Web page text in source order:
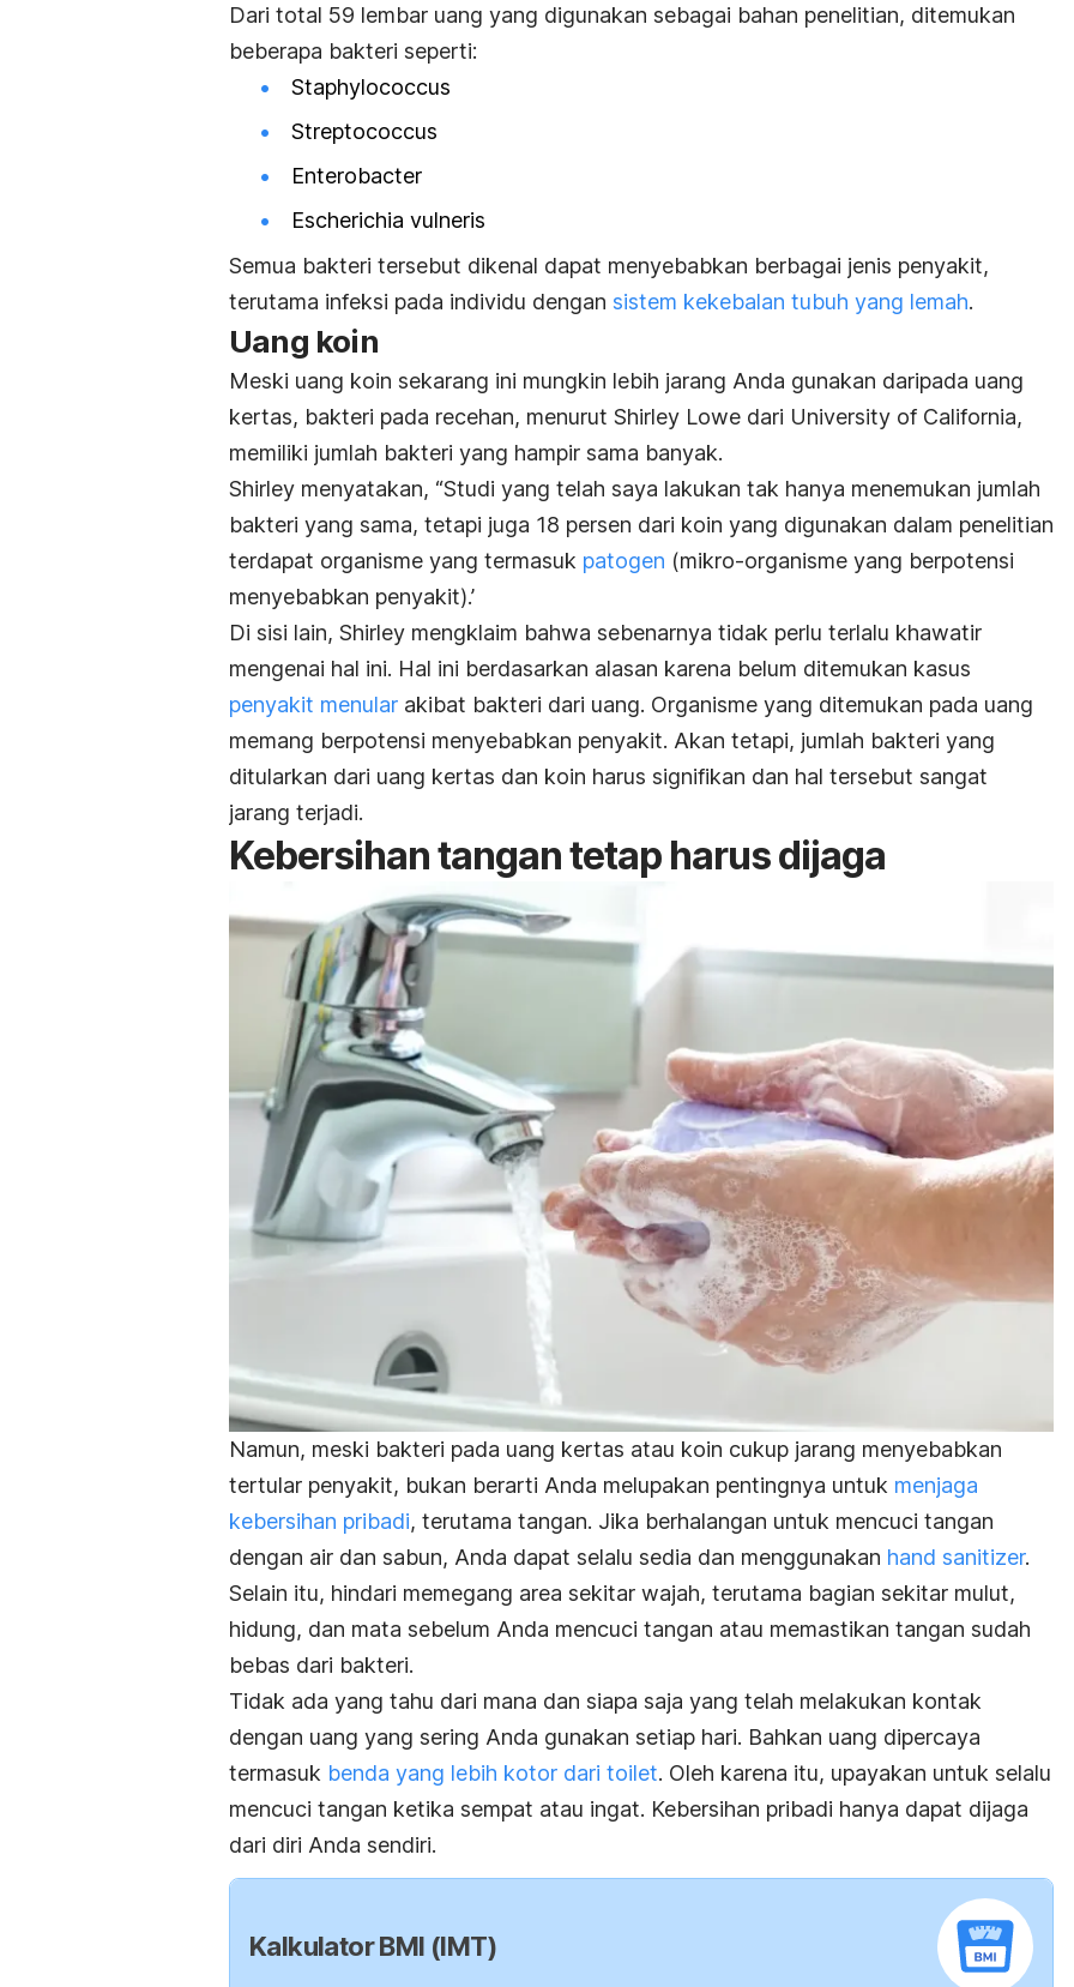
Dari total 59 lembar uang yang digunakan sebagai bahan penelitian, ditemukan
beberapa bakteri seperti:
Staphylococcus
Streptococcus
Enterobacter
Escherichia vulneris
Semua bakteri tersebut dikenal dapat menyebabkan berbagai jenis penyakit,
terutama infeksi pada individu dengan sistem kekebalan tubuh yang lemah.
Uang koin
Meski uang koin sekarang ini mungkin lebih jarang Anda gunakan daripada uang
kertas, bakteri pada recehan, menurut Shirley Lowe dari University of California,
memiliki jumlah bakteri yang hampir sama banyak.
Shirley menyatakan, “Studi yang telah saya lakukan tak hanya menemukan jumlah
bakteri yang sama, tetapi juga 18 persen dari koin yang digunakan dalam penelitian
terdapat organisme yang termasuk patogen (mikro-organisme yang berpotensi
menyebabkan penyakit).’
Di sisi lain, Shirley mengklaim bahwa sebenarnya tidak perlu terlalu khawatir
mengenai hal ini. Hal ini berdasarkan alasan karena belum ditemukan kasus
penyakit menular akibat bakteri dari uang. Organisme yang ditemukan pada uang
memang berpotensi menyebabkan penyakit. Akan tetapi, jumlah bakteri yang
ditularkan dari uang kertas dan koin harus signifikan dan hal tersebut sangat
jarang terjadi.
Kebersihan tangan tetap harus dijaga
Namun, meski bakteri pada uang kertas atau koin cukup jarang menyebabkan
tertular penyakit, bukan berarti Anda melupakan pentingnya untuk menjaga
kebersihan pribadi, terutama tangan. Jika berhalangan untuk mencuci tangan
dengan air dan sabun, Anda dapat selalu sedia dan menggunakan hand sanitizer.
Selain itu, hindari memegang area sekitar wajah, terutama bagian sekitar mulut,
hidung, dan mata sebelum Anda mencuci tangan atau memastikan tangan sudah
bebas dari bakteri.
Tidak ada yang tahu dari mana dan siapa saja yang telah melakukan kontak
dengan uang yang sering Anda gunakan setiap hari. Bahkan uang dipercaya
termasuk benda yang lebih kotor dari toilet. Oleh karena itu, upayakan untuk selalu
mencuci tangan ketika sempat atau ingat. Kebersihan pribadi hanya dapat dijaga
dari diri Anda sendiri.
Kalkulator BMI (IMT)